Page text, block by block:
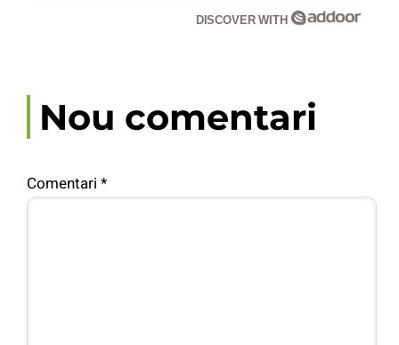
DISCOVER WITH
Nou comentari
Comentari *